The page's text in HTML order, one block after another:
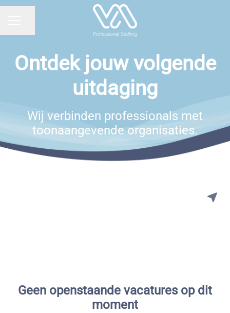
Ontdek jouw volgende
uitdaging
Wij verbinden professionals met
toonaangevende organisaties.
Geen openstaande vacatures op dit
moment